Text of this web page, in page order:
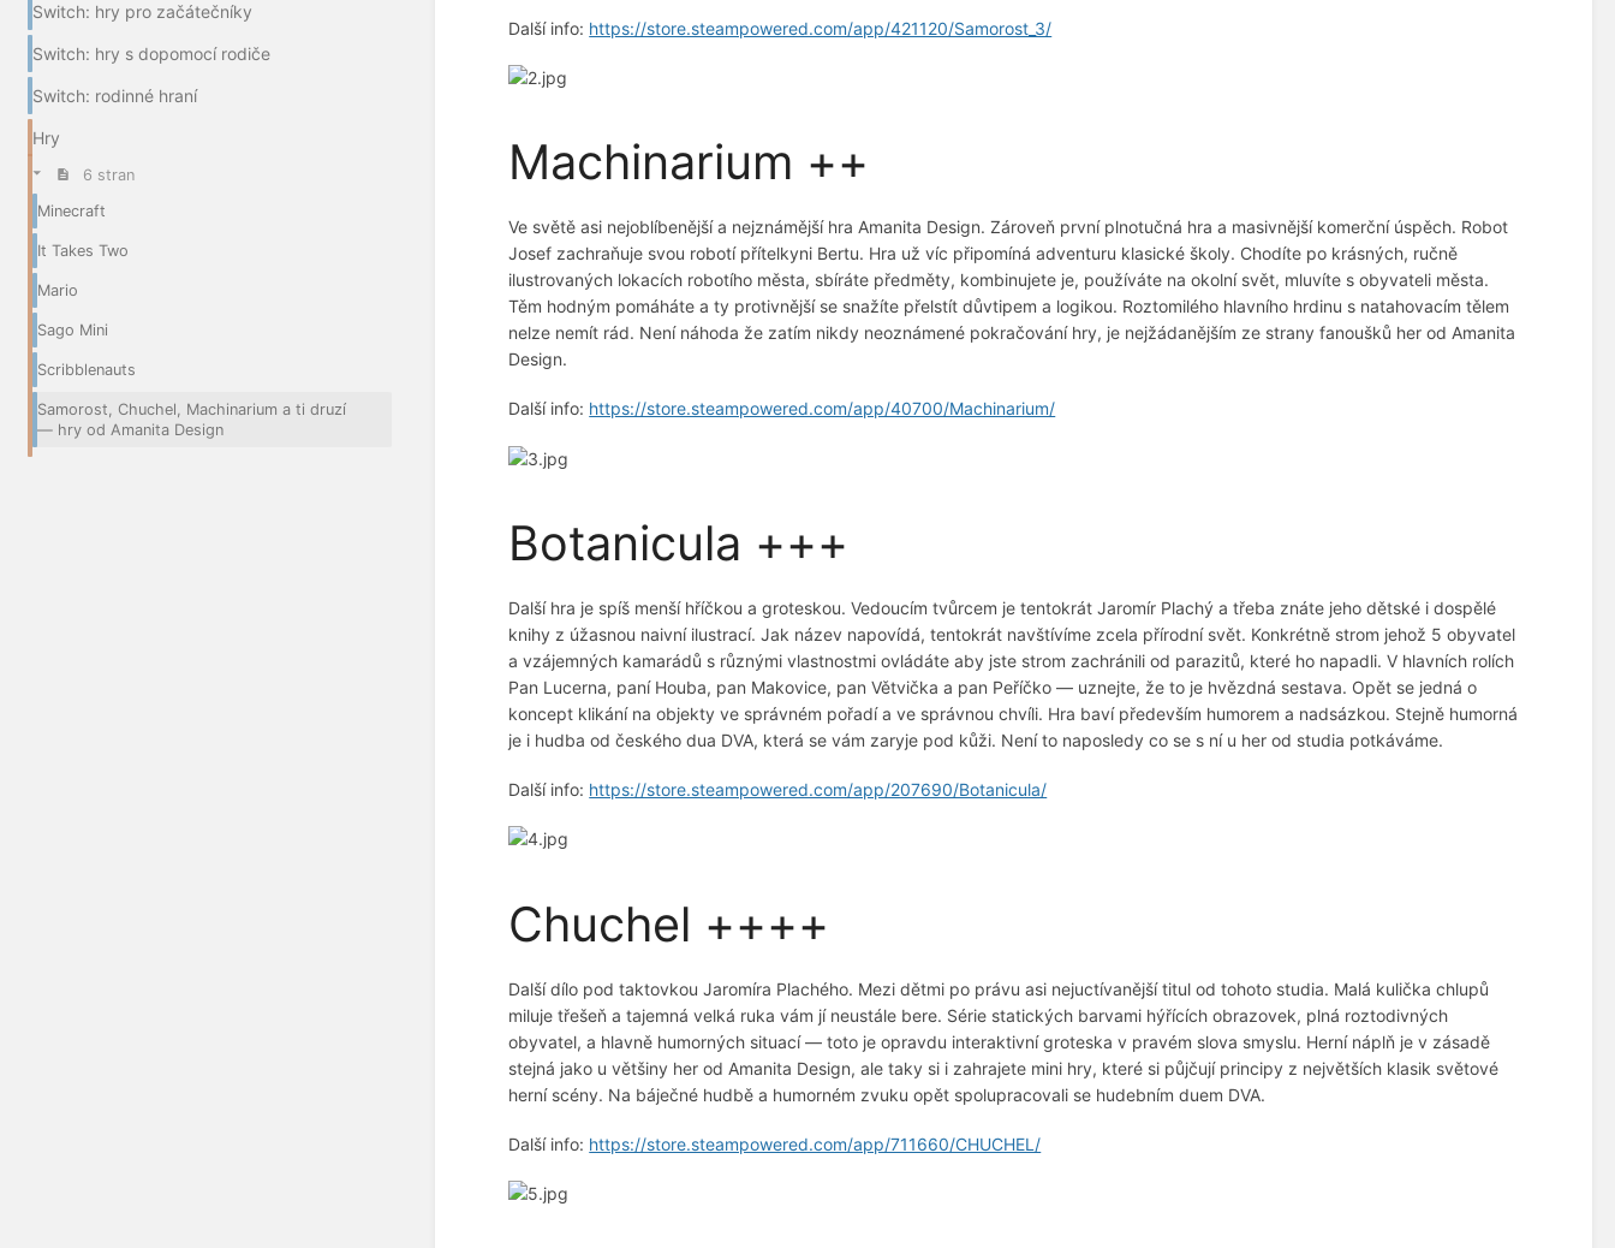
Switch: hry pro začátečníky
Switch: hry s dopomocí rodiče
Switch: rodinné hraní
Hry
6 stran
Minecraft
It Takes Two
Mario
Sago Mini
Scribblenauts
Samorost, Chuchel, Machinarium a ti druzí
— hry od Amanita Design
Další info: https://store.steampowered.com/app/421120/Samorost_3/
Machinarium ++
Ve světě asi nejoblíbenější a nejznámější hra Amanita Design. Zároveň první plnotučná hra a masivnější komerční úspěch. Robot
Josef zachraňuje svou robotí přítelkyni Bertu. Hra už víc připomíná adventuru klasické školy. Chodíte po krásných, ručně
ilustrovaných lokacích robotího města, sbíráte předměty, kombinujete je, používáte na okolní svět, mluvíte s obyvateli města.
Těm hodným pomáháte a ty protivnější se snažíte přelstít důvtipem a logikou. Roztomilého hlavního hrdinu s natahovacím tělem
nelze nemít rád. Není náhoda že zatím nikdy neoznámené pokračování hry, je nejžádanějším ze strany fanoušků her od Amanita
Design.
Další info: https://store.steampowered.com/app/40700/Machinarium/
Botanicula +++
Další hra je spíš menší hříčkou a groteskou. Vedoucím tvůrcem je tentokrát Jaromír Plachý a třeba znáte jeho dětské i dospělé
knihy z úžasnou naivní ilustrací. Jak název napovídá, tentokrát navštívíme zcela přírodní svět. Konkrétně strom jehož 5 obyvatel
a vzájemných kamarádů s různými vlastnostmi ovládáte aby jste strom zachránili od parazitů, které ho napadli. V hlavních rolích
Pan Lucerna, paní Houba, pan Makovice, pan Větvička a pan Peříčko — uznejte, že to je hvězdná sestava. Opět se jedná o
koncept klikání na objekty ve správném pořadí a ve správnou chvíli. Hra baví především humorem a nadsázkou. Stejně humorná
je i hudba od českého dua DVA, která se vám zaryje pod kůži. Není to naposledy co se s ní u her od studia potkáváme.
Další info: https://store.steampowered.com/app/207690/Botanicula/
Chuchel ++++
Další dílo pod taktovkou Jaromíra Plachého. Mezi dětmi po právu asi nejuctívanější titul od tohoto studia. Malá kulička chlupů
miluje třešeň a tajemná velká ruka vám jí neustále bere. Série statických barvami hýřících obrazovek, plná roztodivných
obyvatel, a hlavně humorných situací — toto je opravdu interaktivní groteska v pravém slova smyslu. Herní náplň je v zásadě
stejná jako u většiny her od Amanita Design, ale taky si i zahrajete mini hry, které si půjčují principy z největších klasik světové
herní scény. Na báječné hudbě a humorném zvuku opět spolupracovali se hudebním duem DVA.
Další info: https://store.steampowered.com/app/711660/CHUCHEL/